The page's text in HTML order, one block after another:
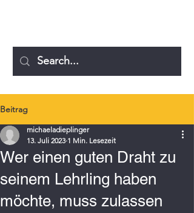
Beitrag
Wer einen guten Draht zu
seinem Lehrling haben
möchte, muss zulassen
michaeladieplinger
13. Juli 2023 1 Min. Lesezeit